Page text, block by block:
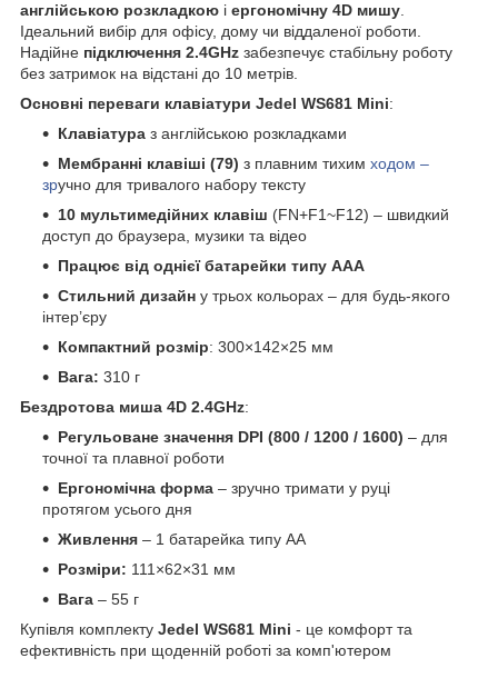
англійською розкладкою і ергономічну 4D мишу.
Ідеальний вибір для офісу, дому чи віддаленої роботи.
Надійне підключення 2.4GHz забезпечує стабільну роботу
без затримок на відстані до 10 метрів.
Основні переваги клавіатури Jedel WS681 Mini:
Клавіатура з англійською розкладками
Мембранні клавіші (79) з плавним тихим ходом –
зручно для тривалого набору тексту
10 мультимедійних клавіш (FN+F1~F12) – швидкий
доступ до браузера, музики та відео
Працює від однієї батарейки типу AAA
Стильний дизайн у трьох кольорах – для будь-якого
інтер’єру
Компактний розмір: 300×142×25 мм
Вага: 310 г
Бездротова миша 4D 2.4GHz:
Регульоване значення DPI (800 / 1200 / 1600) – для
точної та плавної роботи
Ергономічна форма – зручно тримати у руці
протягом усього дня
Живлення – 1 батарейка типу AA
Розміри: 111×62×31 мм
Вага – 55 г
Купівля комплекту Jedel WS681 Mini - це комфорт та
ефективність при щоденній роботі за комп'ютером